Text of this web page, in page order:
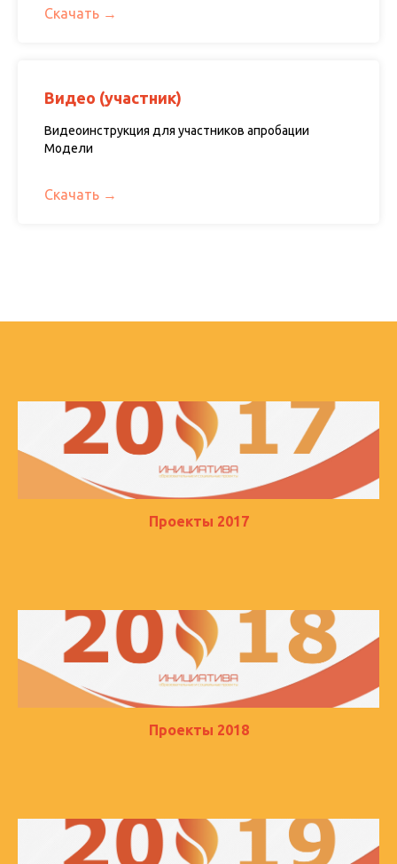
Скачать
Видео (участник)
Видеоинструкция для участников апробации
Модели
Скачать
Проекты 2017
Проекты 2018